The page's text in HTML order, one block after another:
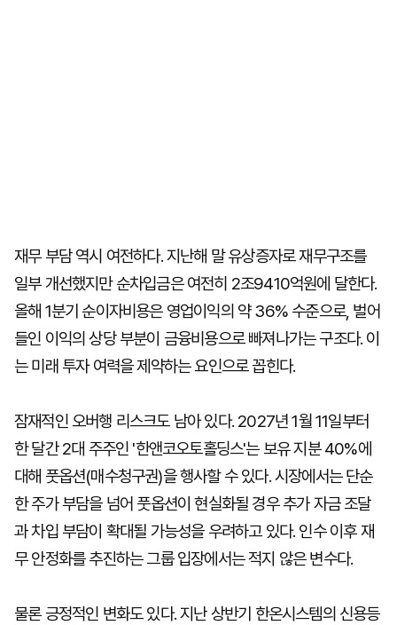
재무 부담 역시 여전하다. 지난해 말 유상증자로 재무구조를
일부 개선했지만 순차입금은 여전히 2조9410억원에 달한다.
올해 1분기 순이자비용은 영업이익의 약 36% 수준으로, 벌어
들인 이익의 상당 부분이 금융비용으로 빠져나가는 구조다. 이
는 미래 투자 여력을 제약하는 요인으로 꼽힌다.
잠재적인 오버행 리스크도 남아 있다. 2027년 1월 11일부터
한 달간 2대 주주인 '한앤코오토홀딩스'는 보유 지분 40%에
대해 풋옵션(매수청구권)을 행사할 수 있다. 시장에서는 단순
한 주가 부담을 넘어 풋옵션이 현실화될 경우 추가 자금 조달
과 차입 부담이 확대될 가능성을 우려하고 있다. 인수 이후 재
무 안정화를 추진하는 그룹 입장에서는 적지 않은 변수다.
물론 긍정적인 변화도 있다. 지난 상반기 한온시스템의 신용등